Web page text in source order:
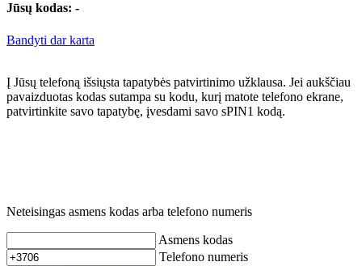
Jūsų kodas: -
Bandyti dar karta
Į Jūsų telefoną išsiųsta tapatybės patvirtinimo užklausa. Jei aukščiau
pavaizduotas kodas sutampa su kodu, kurį matote telefono ekrane,
patvirtinkite savo tapatybę, įvesdami savo sPIN1 kodą.
Neteisingas asmens kodas arba telefono numeris
Asmens kodas
Telefono numeris